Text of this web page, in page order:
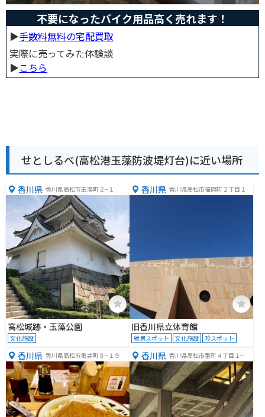
不要になったバイク用品高く売れます！
▶︎手数料無料の宅配買取
実際に売ってみた体験談
▶︎こちら
せとしるべ(高松港玉藻防波堤灯台)に近い場所
香川県 香川県高松市玉藻町２−１
高松城跡・玉藻公園
文化施設
香川県 香川県高松市福岡町２丁目１８
−１９
旧香川県立体育館
絶景スポット 文化施設 珍スポット
香川県 香川県高松市亀井町８−１９ 香川県 香川県高松市番町４丁目１−１
０